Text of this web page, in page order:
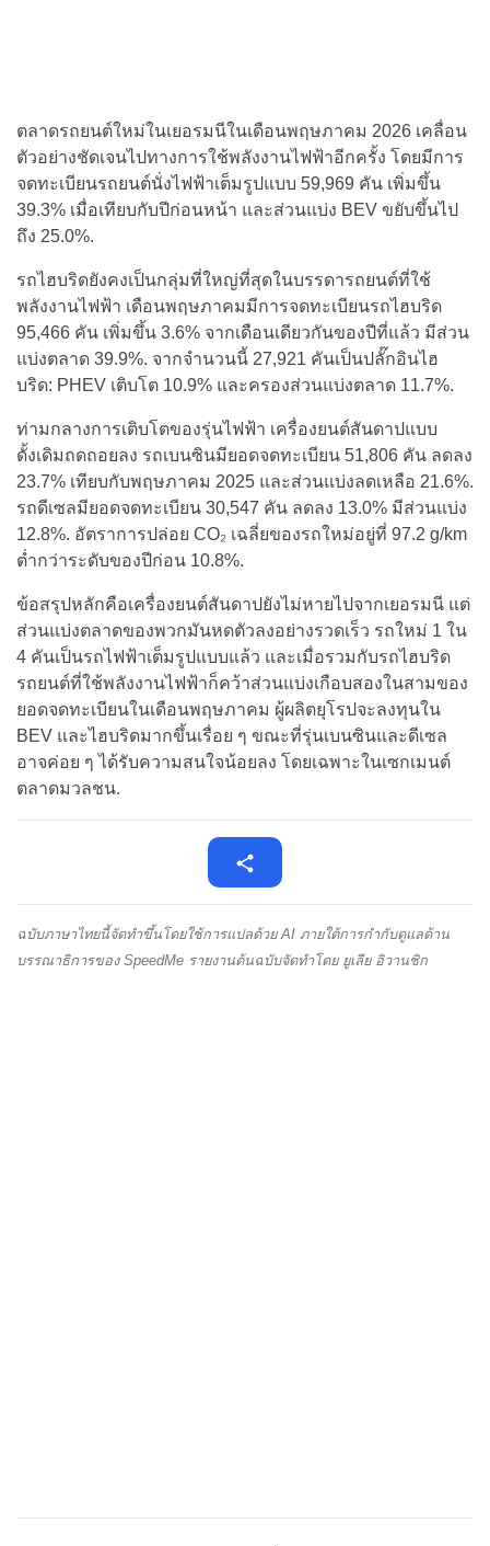
ตลาดรถยนต์ใหม่ในเยอรมนีในเดือนพฤษภาคม 2026 เคลื่อน
ตัวอย่างชัดเจนไปทางการใช้พลังงานไฟฟ้าอีกครั้ง โดยมีการ
จดทะเบียนรถยนต์นั่งไฟฟ้าเต็มรูปแบบ 59,969 คัน เพิ่มขึ้น
39.3% เมื่อเทียบกับปีก่อนหน้า และส่วนแบ่ง BEV ขยับขึ้นไป
ถึง 25.0%.
รถไฮบริดยังคงเป็นกลุ่มที่ใหญ่ที่สุดในบรรดารถยนต์ที่ใช้
พลังงานไฟฟ้า เดือนพฤษภาคมมีการจดทะเบียนรถไฮบริด
95,466 คัน เพิ่มขึ้น 3.6% จากเดือนเดียวกันของปีที่แล้ว มีส่วน
แบ่งตลาด 39.9%. จากจำนวนนี้ 27,921 คันเป็นปลั๊กอินไฮ
บริด: PHEV เติบโต 10.9% และครองส่วนแบ่งตลาด 11.7%.
ท่ามกลางการเติบโตของรุ่นไฟฟ้า เครื่องยนต์สันดาปแบบ
ดั้งเดิมถดถอยลง รถเบนซินมียอดจดทะเบียน 51,806 คัน ลดลง
23.7% เทียบกับพฤษภาคม 2025 และส่วนแบ่งลดเหลือ 21.6%.
รถดีเซลมียอดจดทะเบียน 30,547 คัน ลดลง 13.0% มีส่วนแบ่ง
12.8%. อัตราการปล่อย CO₂ เฉลี่ยของรถใหม่อยู่ที่ 97.2 g/km
ต่ำกว่าระดับของปีก่อน 10.8%.
ข้อสรุปหลักคือเครื่องยนต์สันดาปยังไม่หายไปจากเยอรมนี แต่
ส่วนแบ่งตลาดของพวกมันหดตัวลงอย่างรวดเร็ว รถใหม่ 1 ใน
4 คันเป็นรถไฟฟ้าเต็มรูปแบบแล้ว และเมื่อรวมกับรถไฮบริด
รถยนต์ที่ใช้พลังงานไฟฟ้าก็คว้าส่วนแบ่งเกือบสองในสามของ
ยอดจดทะเบียนในเดือนพฤษภาคม ผู้ผลิตยุโรปจะลงทุนใน
BEV และไฮบริดมากขึ้นเรื่อย ๆ ขณะที่รุ่นเบนซินและดีเซล
อาจค่อย ๆ ได้รับความสนใจน้อยลง โดยเฉพาะในเซกเมนต์
ตลาดมวลชน.
ฉบับภาษาไทยนี้จัดทำขึ้นโดยใช้การแปลด้วย AI ภายใต้การกำกับดูแลด้าน
บรรณาธิการของ SpeedMe รายงานต้นฉบับจัดทำโดย ยูเลีย อิวานชิก